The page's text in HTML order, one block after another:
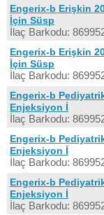
Engerix-b Erişkin
İçin Süsp
İlaç Barkodu:
Engerix-b Erişkin
İçin Süsp
İlaç Barkodu:
Engerix-b
Enjeksiyon İ
İlaç Barkodu:
Engerix-b
Enjeksiyon İ
İlaç Barkodu:
Engerix-b
Enjeksiyon İ
İlaç Barkodu: